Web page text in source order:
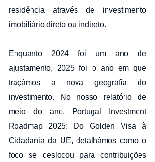
residência através de investimento
imobiliário direto ou indireto.
Enquanto 2024 foi um ano de
ajustamento, 2025 foi o ano em que
traçámos a nova geografia do
investimento. No nosso relatório de
meio do ano, Portugal Investment
Roadmap 2025: Do Golden Visa à
Cidadania da UE, detalhámos como o
foco se deslocou para contribuições